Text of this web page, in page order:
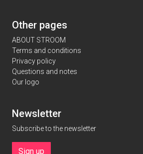
Other pages
ABOUT STROOM
Terms and conditions
Privacy policy
Questions and notes
Our logo
Newsletter
Subscribe to the newsletter
Sign up